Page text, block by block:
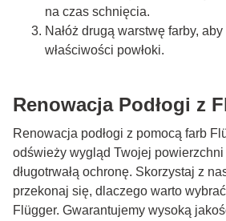
na czas schnięcia.
Nałóż drugą warstwę farby,
właściwości powłoki.
Renowacja Podłogi z
Renowacja podłogi z pomocą farb
odświeży wygląd Twojej
długotrwałą ochronę. Skorzystaj z
przekonaj się, dlaczego warto
Flügger. Gwarantujemy wysoką